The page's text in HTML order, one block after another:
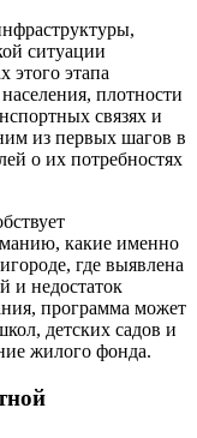
ситуации
этого этапа
плотности
связях и
из первых шагов в
о их потребностях
какие именно
где выявлена
и недостаток
программа может
детских садов и
жилого фонда.